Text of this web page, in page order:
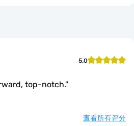
5.0
top-notch."
查看所有评分